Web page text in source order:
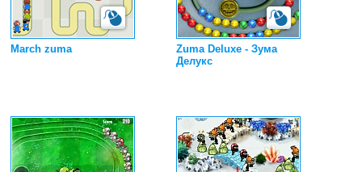
March zuma
Zuma Deluxe - Зума
Делукс